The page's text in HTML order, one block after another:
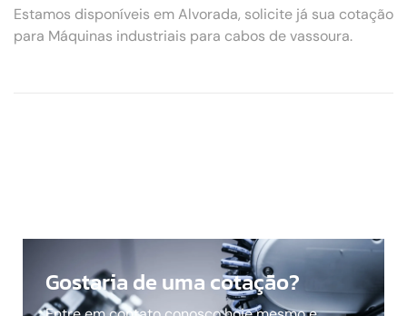
Estamos disponíveis em Alvorada, solicite já sua cotação
para Máquinas industriais para cabos de vassoura.
Gostaria de uma cotação?